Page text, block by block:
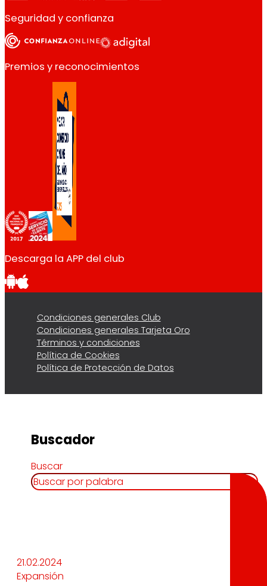
Seguridad y confianza
Premios y reconocimientos
Descarga la APP del club
Condiciones generales Club
Condiciones generales Tarjeta Oro
Términos y condiciones
Política de Cookies
Política de Protección de Datos
Buscador
Buscar
21.02.2024
Expansión